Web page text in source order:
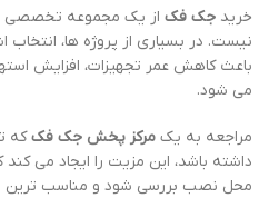
خرید جک فک از یک مجموعه تخصصی
نیست. در بسیاری از پروژه ها،
باعث کاهش عمر تجهیزات، افزایش
می شود.
مراجعه به یک مرکز پخش جک فککه
داشته باشد، این مزیت را ایجاد می
محل نصب بررسی شود و مناسب ترین